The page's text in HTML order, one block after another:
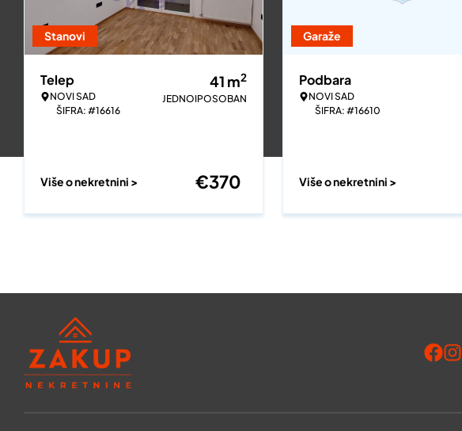
Stanovi
Telep
NOVI SAD
ŠIFRA: #16616
41 m2
JEDNOIPOSOBAN
Više o nekretnini > €370
Garaže
Podbara
NOVI SAD
ŠIFRA: #16610
Više o nekretnini >